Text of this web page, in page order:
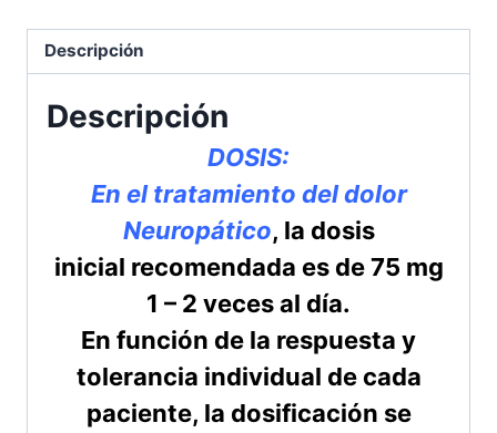
Descripción
Descripción
DOSIS:
En el tratamiento del dolor
Neuropático, la dosis
inicial recomendada es de 75 mg
1 – 2 veces al día.
En función de la respuesta y
tolerancia individual de cada
paciente, la dosificación se